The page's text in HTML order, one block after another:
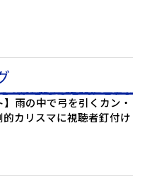
】雨の中で弓を引くカン・
的カリスマに視聴者釘付け